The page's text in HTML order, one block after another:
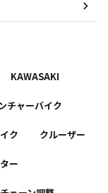
KAWASAKI
チャーバイク
ク クルーザー
ー